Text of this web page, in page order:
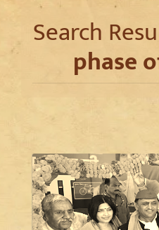
Search
phase